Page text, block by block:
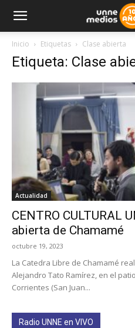
Inicio Etiquetas Clase abierta
Etiqueta: Clase
Actualidad
CENTRO CULTURAL
abierta de Chamamé
octubre 19, 2023
La Catedra Libre de Chamamé
Alejandro Tato Ramírez, en el
Corrientes (San Juan...
Radio UNNE en VIVO